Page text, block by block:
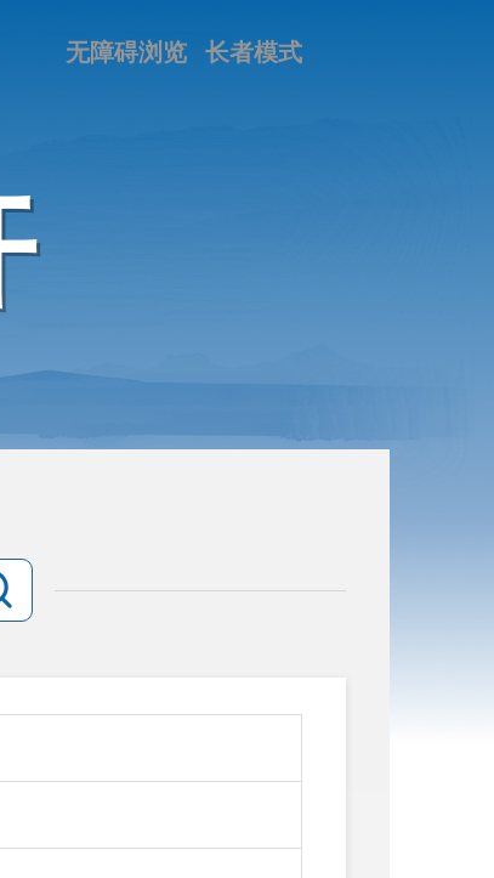
长者模式
无障碍浏览